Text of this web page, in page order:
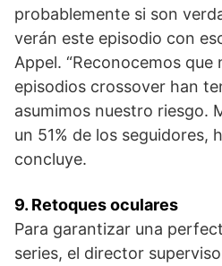
probablemente si son
verán este episodio con
Appel. “Reconocemos que
episodios crossover han
asumimos nuestro riesgo.
un 51% de los seguidores,
concluye.
9. Retoques oculares
Para garantizar una
series, el director